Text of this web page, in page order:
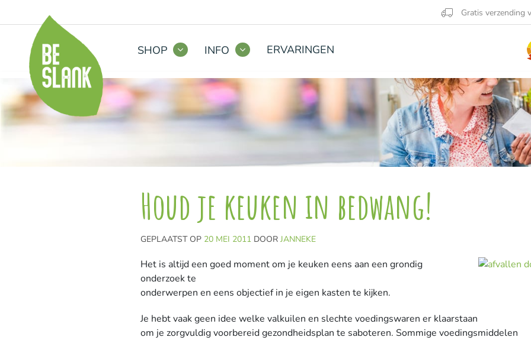
Gratis verzending
SHOP INFO ERVARINGEN
Houd je keuken in bedwang!
GEPLAATST OP 20 MEI 2011 DOOR JANNEKE
Het is altijd een goed moment om je keuken eens aan een grondig
onderzoek te
onderwerpen en eens objectief in je eigen kasten te kijken.
Je hebt vaak geen idee welke valkuilen en slechte voedingswaren er klaarstaan
om je zorgvuldig voorbereid gezondheidsplan te saboteren. Sommige voedingsmiddelen